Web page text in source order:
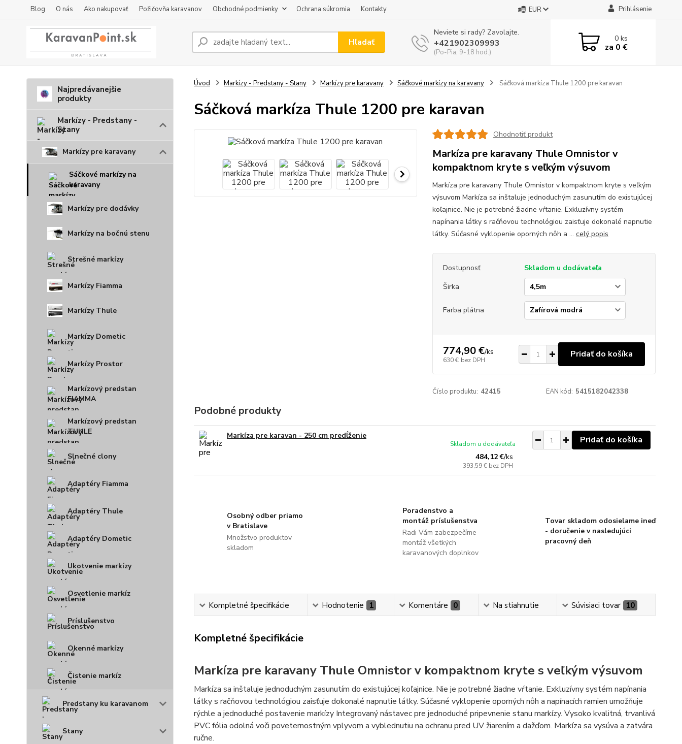
Blog O nás Ako nakupovať Požičovňa karavanov Obchodné podmienky Ochrana súkromia Kontakty EUR Prihlásenie
Hľadať
Neviete si rady? Zavolajte.
+421902309993
(Po-Pia, 9-18 hod.)
0ks
za 0 €
Najpredávanejšie
produkty
Markízy - Predstany -
Stany
Markízy pre karavany
Sáčkové markízy na
karavany
Markízy pre dodávky
Markízy na bočnú stenu
Strešné markízy
Markízy Fiamma
Markízy Thule
Markízy Dometic
Markízy Prostor
Markízový predstan
FIAMMA
Markízový predstan
TUHLE
Slnečné clony
Adaptéry Fiamma
Adaptéry Thule
Adaptéry Dometic
Ukotvenie markízy
Osvetlenie markíz
Príslušenstvo
Okenné markízy
Čistenie markíz
Predstany ku karavanom
Stany
Úvod Markízy - Predstany - Stany Markízy pre karavany Sáčkové markízy na karavany Sáčková markíza Thule 1200 pre karavan
Sáčková markíza Thule 1200 pre karavan
Ohodnotiť produkt
Markíza pre karavany Thule Omnistor v
kompaktnom kryte s veľkým výsuvom
Markíza pre karavany Thule Omnistor v kompaktnom kryte s veľkým
výsuvom Markíza sa inštaluje jednoduchým zasunutím do existujúcej
koľajnice. Nie je potrebné žiadne vŕtanie. Exkluzívny systém
napínania látky s račňovou technológiou zaisťuje dokonalé napnutie
látky. Súčasné vyklopenie oporných nôh a ... celý popis
Dostupnosť
Skladom u dodávateľa
Širka
Farba plátna
774,90 €/ks
630 € bez DPH
Pridať do košíka
Číslo produktu: 42415 EAN kód: 5415182042338
Podobné produkty
Markíza pre karavan - 250 cm predĺženie
484,12 €/ks
393,59 € bez DPH
Skladom u dodávateľa Pridať do košíka
Osobný odber priamo
v Bratislave
Množstvo produktov
skladom
Poradenstvo a
montáž príslušenstva
Radi Vám zabezpečíme
montáž všetkých
karavanových doplnkov
Tovar skladom odosielame ineď
- doručenie v nasledujúci
pracovný deň
Kompletné špecifikácie Hodnotenie 1 Komentáre 0 Na stiahnutie Súvisiaci tovar 10
Kompletné špecifikácie
Markíza pre karavany Thule Omnistor v kompaktnom kryte s veľkým výsuvom
Markíza sa inštaluje jednoduchým zasunutím do existujúcej koľajnice. Nie je potrebné žiadne vŕtanie. Exkluzívny systém napínania
látky s račňovou technológiou zaisťuje dokonalé napnutie látky. Súčasné vyklopenie oporných nôh a napínacích ramien umožňuje
rýchle a jednoduché postavenie markízy Integrovaný nástavec pre jednoduché pripevnenie stanu markízy. Vysoko kvalitná, trvanlivá
PVC fólia odolná voči poveternostným vplyvom a vyblednutiu na ochranu pred UV žiarením a dažďom. Markíza sa vysúva a zatvára
ručne.